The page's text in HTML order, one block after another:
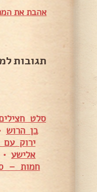
אהבת את
תגובות
סלט
בן הרוש
ירוק
אלישע•
חמות –